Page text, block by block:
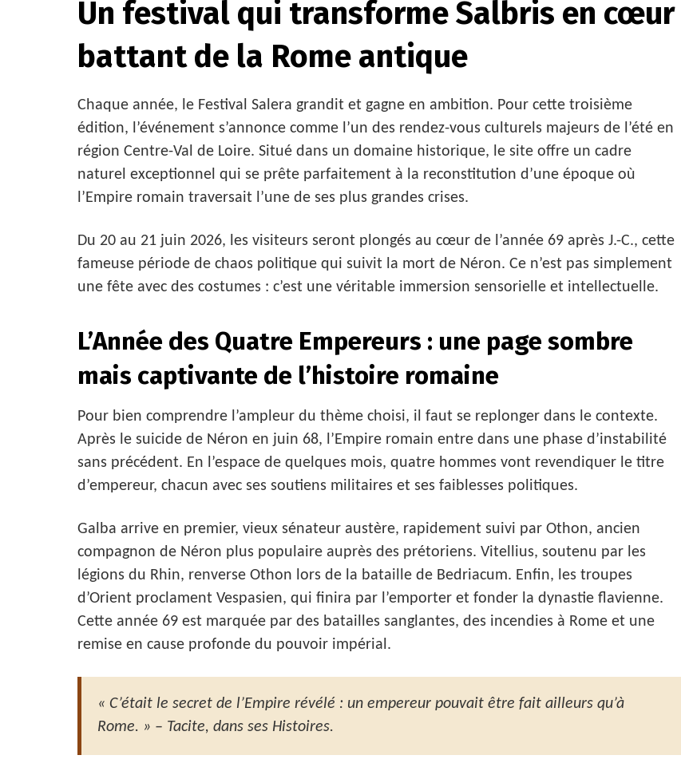
Un festival qui transforme Salbris en cœur
battant de la Rome antique
Chaque année, le Festival Salera grandit et gagne en ambition. Pour cette troisième
édition, l’événement s’annonce comme l’un des rendez-vous culturels majeurs de l’été en
région Centre-Val de Loire. Situé dans un domaine historique, le site offre un cadre
naturel exceptionnel qui se prête parfaitement à la reconstitution d’une époque où
l’Empire romain traversait l’une de ses plus grandes crises.
Du 20 au 21 juin 2026, les visiteurs seront plongés au cœur de l’année 69 après J.-C., cette
fameuse période de chaos politique qui suivit la mort de Néron. Ce n’est pas simplement
une fête avec des costumes : c’est une véritable immersion sensorielle et intellectuelle.
L’Année des Quatre Empereurs : une page sombre
mais captivante de l’histoire romaine
Pour bien comprendre l’ampleur du thème choisi, il faut se replonger dans le contexte.
Après le suicide de Néron en juin 68, l’Empire romain entre dans une phase d’instabilité
sans précédent. En l’espace de quelques mois, quatre hommes vont revendiquer le titre
d’empereur, chacun avec ses soutiens militaires et ses faiblesses politiques.
Galba arrive en premier, vieux sénateur austère, rapidement suivi par Othon, ancien
compagnon de Néron plus populaire auprès des prétoriens. Vitellius, soutenu par les
légions du Rhin, renverse Othon lors de la bataille de Bedriacum. Enfin, les troupes
d’Orient proclament Vespasien, qui finira par l’emporter et fonder la dynastie flavienne.
Cette année 69 est marquée par des batailles sanglantes, des incendies à Rome et une
remise en cause profonde du pouvoir impérial.
« C’était le secret de l’Empire révélé : un empereur pouvait être fait ailleurs qu’à
Rome. » – Tacite, dans ses Histoires.